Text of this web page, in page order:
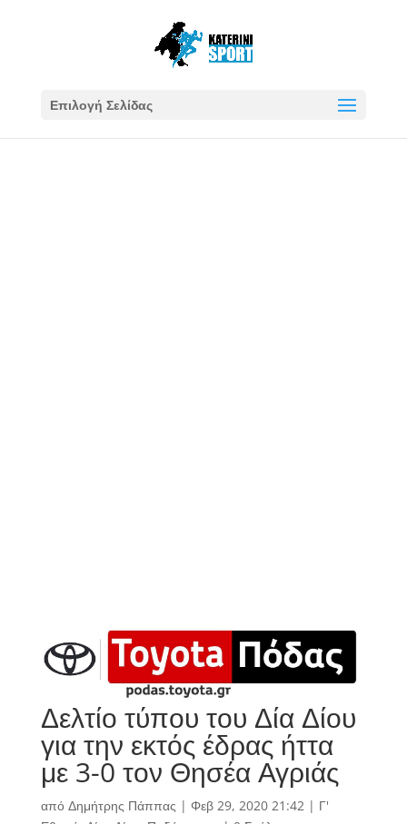
Επιλογή Σελίδας
Δελτίο τύπου του Δία Δίου
για την εκτός έδρας ήττα
με 3-0 τον Θησέα Αγριάς
από Δημήτρης Πάππας | Φεβ 29, 2020 21:42| Γ'